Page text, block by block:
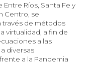
Entre Ríos, Santa Fe y
Centro, se
través de métodos
virtualidad, a fin de
a las
diversas
a la Pandemia